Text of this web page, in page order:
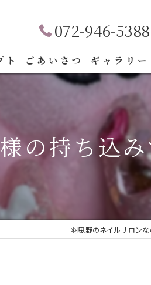
072-946-5388
ト ごあいさつ ギャラリー
の持ち込
羽曳野のネイルサロン